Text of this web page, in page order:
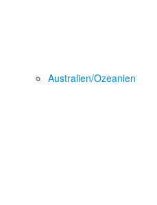
Australien/Ozeanien